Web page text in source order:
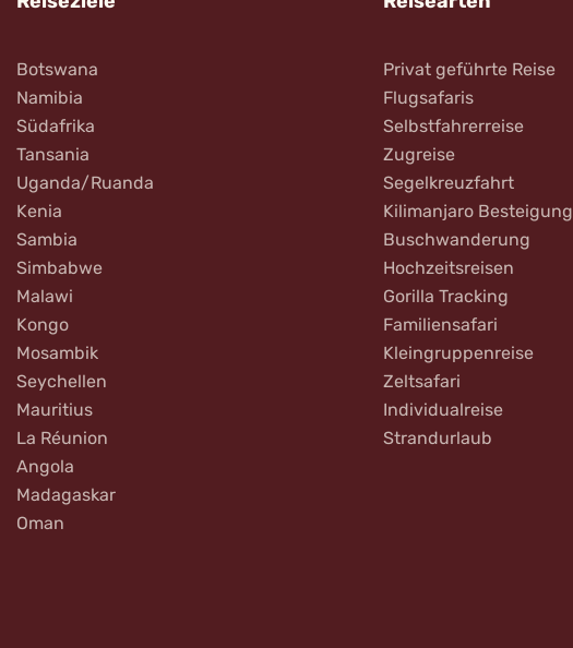
Botswana
Namibia
Südafrika
Tansania
Uganda/Ruanda
Kenia
Sambia
Simbabwe
Malawi
Kongo
Mosambik
Seychellen
Mauritius
La Réunion
Angola
Madagaskar
Oman
Privat geführte Reise
Flugsafaris
Selbstfahrerreise
Zugreise
Segelkreuzfahrt
Kilimanjaro Besteigung
Buschwanderung
Hochzeitsreisen
Gorilla Tracking
Familiensafari
Kleingruppenreise
Zeltsafari
Individualreise
Strandurlaub